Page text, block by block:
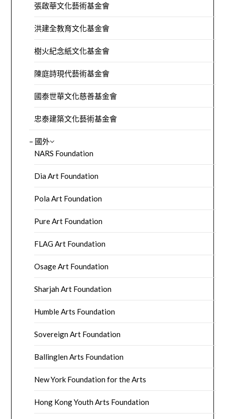
張啟華文化藝術基金會
洪建全教育文化基金會
樹火紀念紙文化基金會
陳庭詩現代藝術基金會
國泰世華文化慈善基金會
忠泰建築文化藝術基金會
– 國外
NARS Foundation
Dia Art Foundation
Pola Art Foundation
Pure Art Foundation
FLAG Art Foundation
Osage Art Foundation
Sharjah Art Foundation
Humble Arts Foundation
Sovereign Art Foundation
Ballinglen Arts Foundation
New York Foundation for the Arts
Hong Kong Youth Arts Foundation